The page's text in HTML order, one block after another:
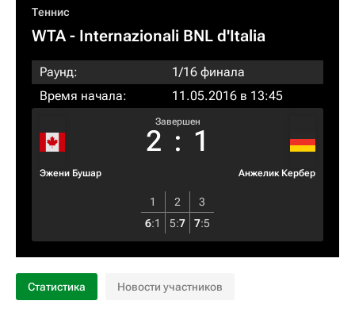
Теннис
WTA- Internazionali BNL d'Italia
Раунд:
1/16 финала
Время начала:
11.05.2016 в 13:45
Эжени Бушар
Завершен
2 : 1
Анжелик Кербер
1 2
3
6:1 5:7 7:5
Статистика Новости участников